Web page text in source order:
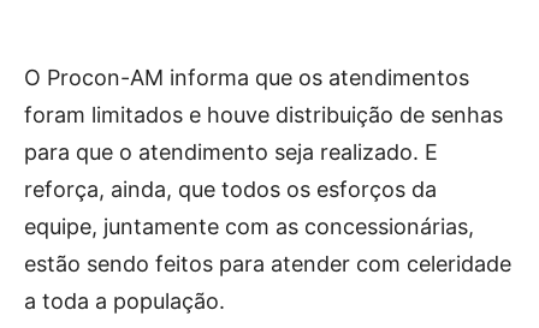
O Procon-AM informa que os atendimentos
foram limitados e houve distribuição de senhas
para que o atendimento seja realizado. E
reforça, ainda, que todos os esforços da
equipe, juntamente com as concessionárias,
estão sendo feitos para atender com celeridade
a toda a população.